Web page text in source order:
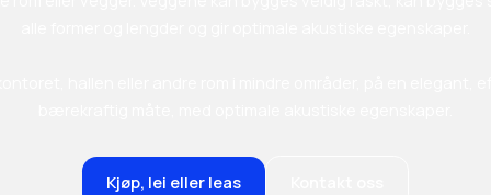
Kjøp, lei eller leas